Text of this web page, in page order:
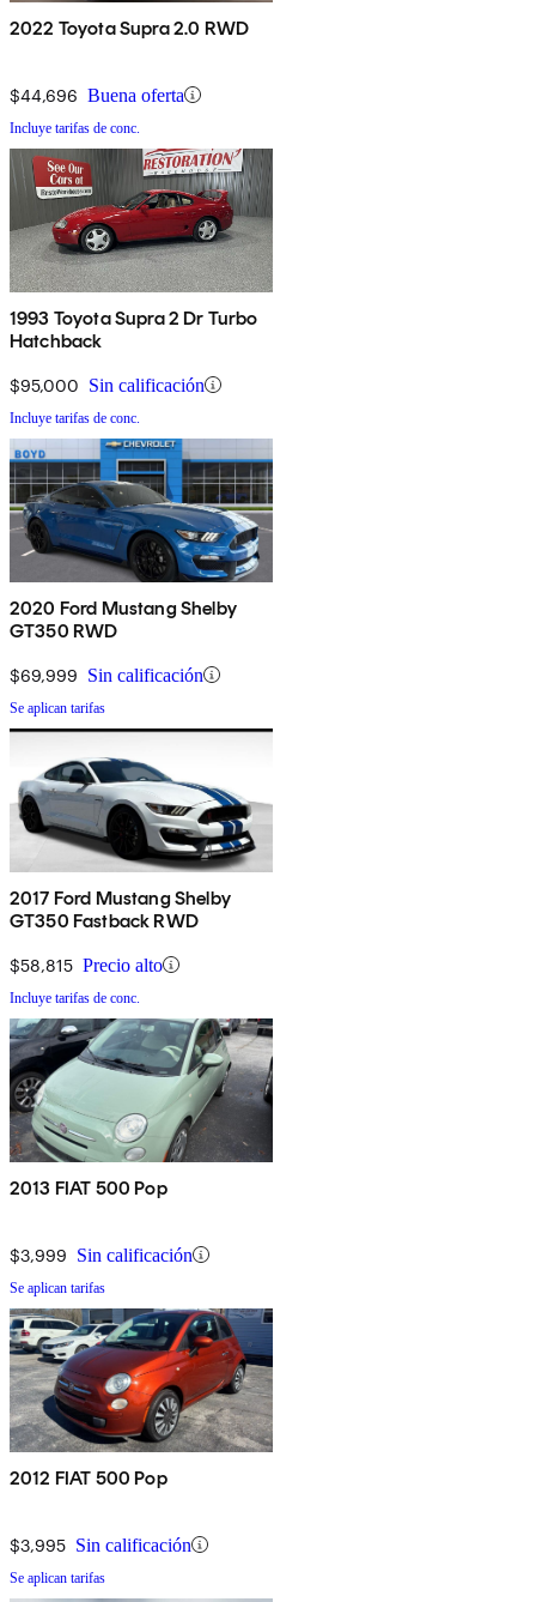
2022 Toyota Supra 2.0 RWD
$44,696 Buena oferta
Incluye tarifas de conc.
1993 Toyota Supra 2 Dr Turbo
Hatchback
$95,000 Sin calificación
Incluye tarifas de conc.
2020 Ford Mustang Shelby
GT350 RWD
$69,999 Sin calificación
Se aplican tarifas
2017 Ford Mustang Shelby
GT350 Fastback RWD
$58,815 Precio alto
Incluye tarifas de conc.
2013 FIAT 500 Pop
$3,999 Sin calificación
Se aplican tarifas
2012 FIAT 500 Pop
$3,995 Sin calificación
Se aplican tarifas